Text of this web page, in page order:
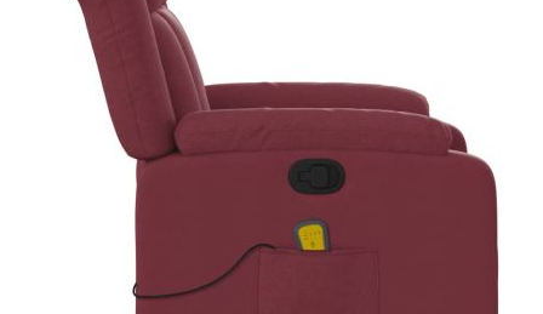
Освен това включеното ръчно управление ви
позволява да избирате различни програми за
масаж. Функцията за масаж се захранва от USB
конектор, който изисква сертифициран 5V USB
захранващ източник (не е включен). Удобно
седене: Дебело подплатената седалка,
облегалката и широките подлакътници, покрити
с текстил, осигуряват уютно и топло усещане,
което ви кара да се чувствате като в прегръдка,
докато седите. Тъканта се отличава със семпъл
и изчистен вид и е дишаща и издръжлива.
Удобен страничен джоб: Този фотьойл има
страничен джоб за вашето дистанционно
управление или за поддържане на вашите